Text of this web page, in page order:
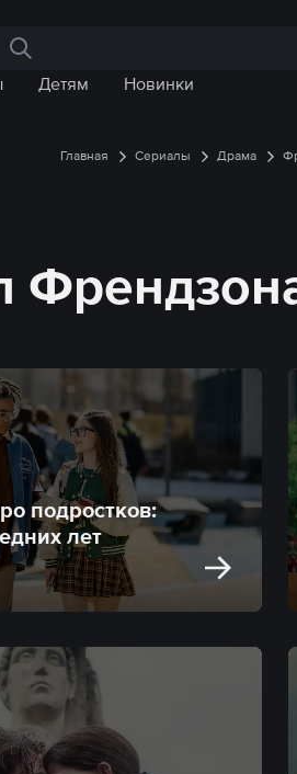
Поиск по сайту
Детям Новинки
Главная Сериалы Драма
подростков:
лет